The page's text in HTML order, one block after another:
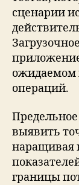
сценарии
ожидаемом
операций.
выявить
наращивая
границы